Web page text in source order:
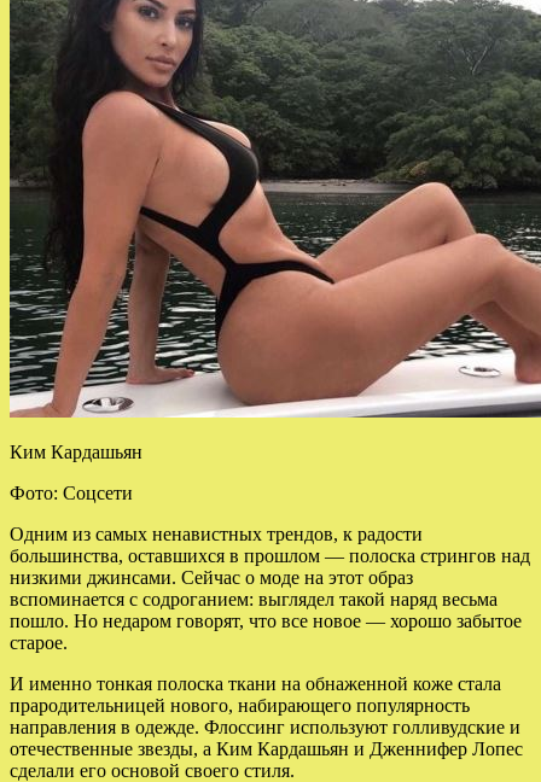
Ким Кардашьян
Фото: Соцсети
Одним из самых ненавистных трендов, к радости
большинства, оставшихся в прошлом — полоска стрингов над
низкими джинсами. Сейчас о моде на этот образ
вспоминается с содроганием: выглядел такой наряд весьма
пошло. Но недаром говорят, что все новое — хорошо забытое
старое.
И именно тонкая полоска ткани на обнаженной коже стала
прародительницей нового, набирающего популярность
направления в одежде. Флоссинг используют голливудские и
отечественные звезды, а Ким Кардашьян и Дженнифер Лопес
сделали его основой своего стиля.